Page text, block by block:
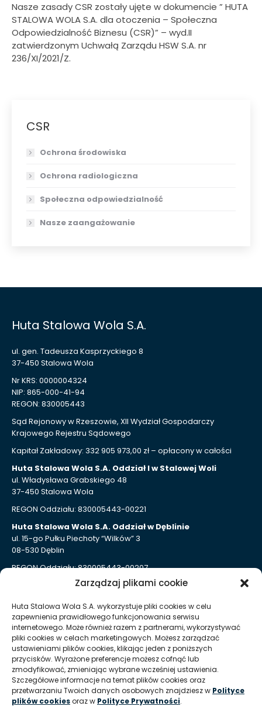
Zarządzaj plikami cookie
Huta Stalowa Wola S.A. wykorzystuje pliki cookies w celu
zapewnienia prawidłowego funkcjonowania serwisu
internetowego. Może również razem z partnerami, wykorzystywać
pliki cookies w celach marketingowych. Możesz zarządzać
ustawieniami plików cookies, klikając jeden z poniższych
przycisków. Wyrażone preferencje możesz cofnąć lub
zmodyfikować, zmieniając wybrane wcześniej ustawienia.
Szczegółowe informacje na temat plików cookies oraz
przetwarzaniu Twoich danych osobowych znajdziesz w Polityce
plików cookiesoraz w Polityce Prywatności.
Nasze zasady CSR zostały ujęte w dokumencie ” HUTA
STALOWA WOLA S.A. dla otoczenia – Społeczna
Odpowiedzialność Biznesu (CSR)” – wyd.II
zatwierdzonym Uchwałą Zarządu HSW S.A. nr
236/XI/2021/Z.
CSR
Ochrona środowiska
Ochrona radiologiczna
Społeczna odpowiedzialność
Nasze zaangażowanie
Huta Stalowa Wola S.A.
ul. gen. Tadeusza Kasprzyckiego 8
37-450 Stalowa Wola
Nr KRS: 0000004324
NIP: 865-000-41-94
REGON: 830005443
Sąd Rejonowy w Rzeszowie, XII Wydział Gospodarczy
Krajowego Rejestru Sądowego
Kapitał Zakładowy: 332 905 973,00 zł – opłacony w całości
Huta Stalowa Wola S.A. Oddział I w Stalowej Woli
ul. Władysława Grabskiego 48
37-450 Stalowa Wola
REGON Oddziału: 830005443-00221
Huta Stalowa Wola S.A. Oddział w Dęblinie
ul. 15-go Pułku Piechoty “Wilków” 3
08-530 Dęblin
REGON Oddziału: 830005443-00207
Huta Stalowa Wola S.A. Oddział Autosan w Sanoku
38-500 Sanok
REGON Oddziału 830005443-00214
Kontakt dla mediów
T:+48 (15) 813 51 38
E:marketing @ hsw pl